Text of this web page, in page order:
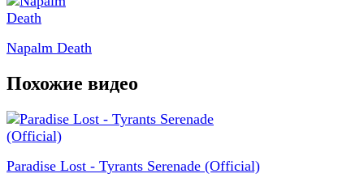
Napalm Death
Похожие видео
Paradise Lost - Tyrants Serenade (Official)